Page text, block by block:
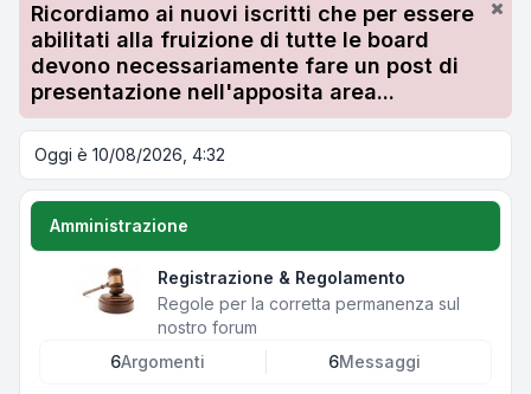
Ricordiamo ai nuovi iscritti che per essere
abilitati alla fruizione di tutte le board
devono necessariamente fare un post di
presentazione nell'apposita area...
Oggi è 10/08/2026, 4:32
Amministrazione
Registrazione & Regolamento
Regole per la corretta permanenza sul
nostro forum
6Argomenti 6Messaggi